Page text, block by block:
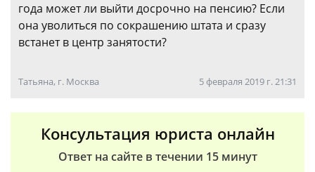
года может ли выйти досрочно на пенсию? Если
она уволиться по сокрашению штата и сразу
встанет в центр занятости?
Татьяна, г. Москва 5 февраля 2019 г. 21:31
Консультация юриста онлайн
Ответ на сайте в течении 15 минут